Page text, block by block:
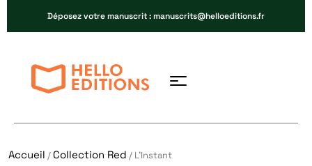
Déposez votre manuscrit : manuscrits@helloeditions.fr
Accueil /Collection Red / L’Instant